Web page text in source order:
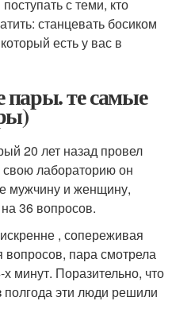
с теми, кто
станцевать босиком
есть у вас в
те самые
20 лет назад провел
лабораторию он
мужчину и женщину,
36 вопросов.
, сопереживая
вопросов, пара смотрела
х минут. Поразительно, что
эти люди решили